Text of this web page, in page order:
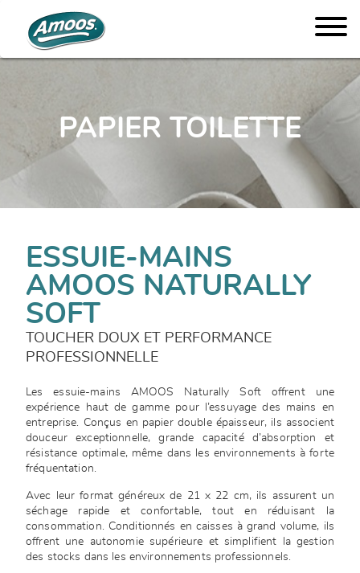
PAPIER TOILETTE
ESSUIE-MAINS
AMOOS NATURALLY
SOFT
TOUCHER DOUX ET PERFORMANCE
PROFESSIONNELLE
Les essuie-mains AMOOS Naturally Soft offrent une
expérience haut de gamme pour l’essuyage des mains en
entreprise. Conçus en papier double épaisseur, ils associent
douceur exceptionnelle, grande capacité d’absorption et
résistance optimale, même dans les environnements à forte
fréquentation.
Avec leur format généreux de 21 x 22 cm, ils assurent un
séchage rapide et confortable, tout en réduisant la
consommation. Conditionnés en caisses à grand volume, ils
offrent une autonomie supérieure et simplifient la gestion
des stocks dans les environnements professionnels.